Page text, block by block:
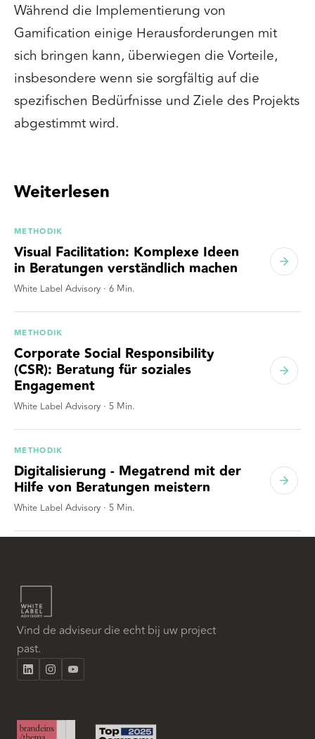
Während die Implementierung von
Gamification einige Herausforderungen mit
sich bringen kann, überwiegen die Vorteile,
insbesondere wenn sie sorgfältig auf die
spezifischen Bedürfnisse und Ziele des Projekts
abgestimmt wird.
Weiterlesen
METHODIK
Visual Facilitation: Komplexe Ideen
in Beratungen verständlich machen
White Label Advisory · 6 Min.
METHODIK
Corporate Social Responsibility
(CSR): Beratung für soziales
Engagement
White Label Advisory · 5 Min.
METHODIK
Digitalisierung - Megatrend mit der
Hilfe von Beratungen meistern
White Label Advisory · 5 Min.
Vind de adviseur die echt bij uw project
past.